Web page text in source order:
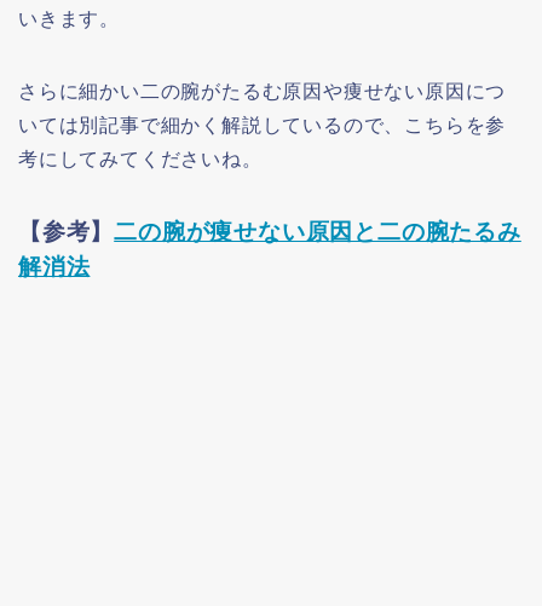
いきます。
さらに細かい二の腕がたるむ原因や痩せない原因につ
いては別記事で細かく解説しているので、こちらを参
考にしてみてくださいね。
【参考】二の腕が痩せない原因と二の腕たるみ
解消法